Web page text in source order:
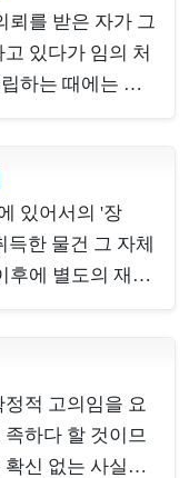
강도죄의 입법 취
로 고려해 보면,
기수 여부를 기
에도 이를 준강
미수범과 사이
의견] 강도죄와
뢰를 받은 자가 그
있다가 임의 처
하는 때에는 이
피고인이 업무상
한 행위는 업무
포함되고 별도로
의 판단을 수긍
있어서의 '장
한 물건 그 자체
후에 별도의 재산
로 인하여 취득
물건으로서 장
기죄의 범행으로
카드를 사용하
적 고의임을 요
하다 할 것이므
신 없는 사실을